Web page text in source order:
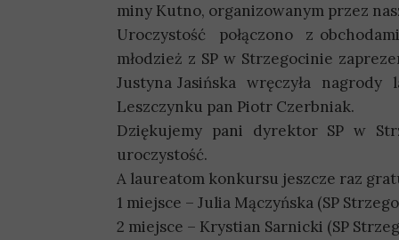
miny Kutno, organizowanym przez
Uroczystość połączono z
młodzież z SP w Strzegocinie
Justyna Jasińska wręczyła
Leszczynku pan Piotr Czerbniak.
Dziękujemy pani dyrektor SP w
uroczystość.
A laureatom konkursu jeszcze raz
1 miejsce – Julia Mączyńska (SP
2 miejsce – Krystian Sarnicki (SP